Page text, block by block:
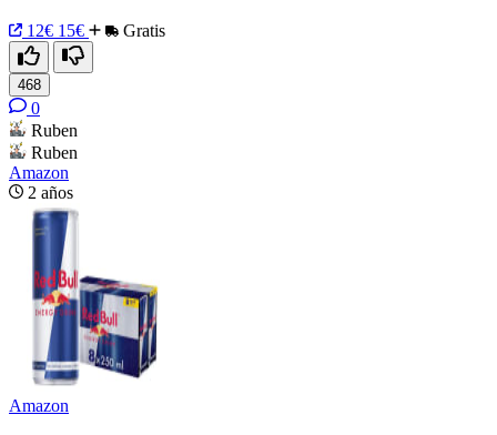
12€ 15€ Gratis
468
0
Ruben
Ruben
Amazon
2 años
Amazon